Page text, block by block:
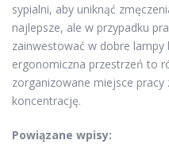
sypialni, aby uniknąć
najlepsze, ale w przypadku
zainwestować w dobre lampy
ergonomiczna przestrzeń to
zorganizowane miejsce
koncentrację.
Powiązane wpisy: